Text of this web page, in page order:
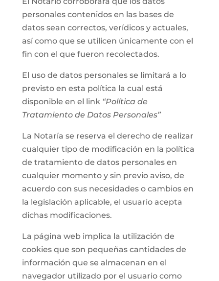
personales contenidos en las bases de
datos sean correctos, verídicos y actuales,
así como que se utilicen únicamente con el
fin con el que fueron recolectados.
El uso de datos personales se limitará a lo
previsto en esta política la cual está
disponible en el link “Política de
Tratamiento de Datos Personales”
La Notaría se reserva el derecho de realizar
cualquier tipo de modificación en la política
de tratamiento de datos personales en
cualquier momento y sin previo aviso, de
acuerdo con sus necesidades o cambios en
la legislación aplicable, el usuario acepta
dichas modificaciones.
La página web implica la utilización de
cookies que son pequeñas cantidades de
información que se almacenan en el
navegador utilizado por el usuario como